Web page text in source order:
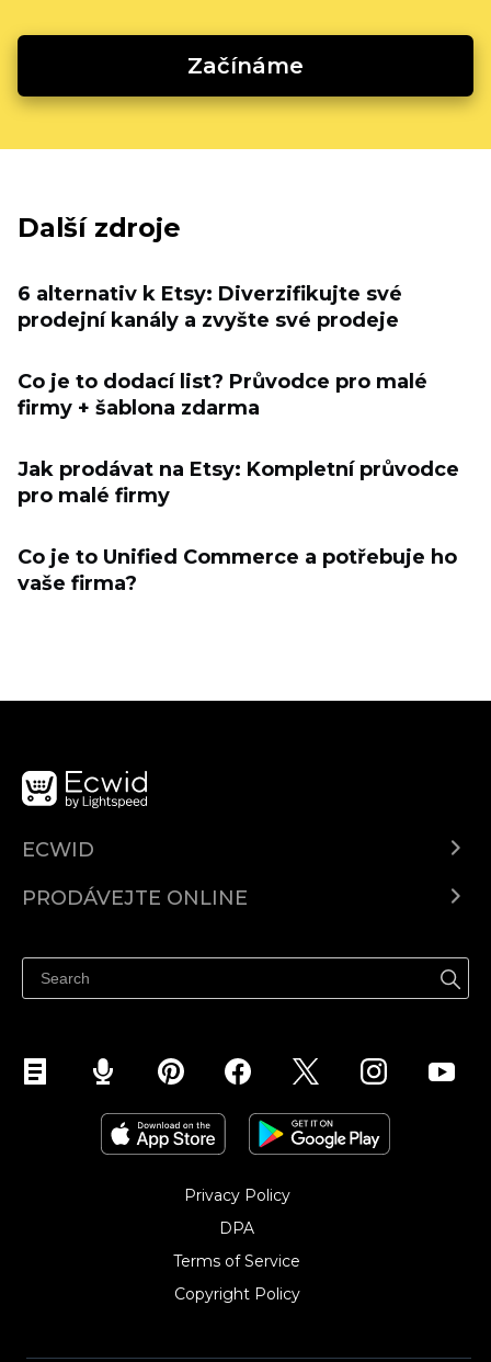
Začínáme
Další zdroje
6 alternativ k Etsy: Diverzifikujte své
prodejní kanály a zvyšte své prodeje
Co je to dodací list? Průvodce pro malé
firmy + šablona zdarma
Jak prodávat na Etsy: Kompletní průvodce
pro malé firmy
Co je to Unified Commerce a potřebuje ho
vaše firma?
ECWID
Ceny
PRODÁVEJTE ONLINE
Prodávejte na Facebooku
Prodávejte na Instagramu
Privacy Policy
DPA
Terms of Service
Copyright Policy‎